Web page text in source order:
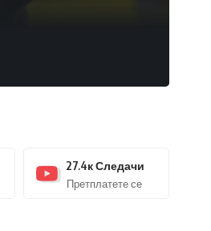
27.4кСледачи
Претплатете се